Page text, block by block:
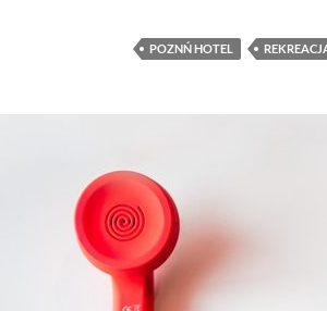
POZNŃ HOTEL